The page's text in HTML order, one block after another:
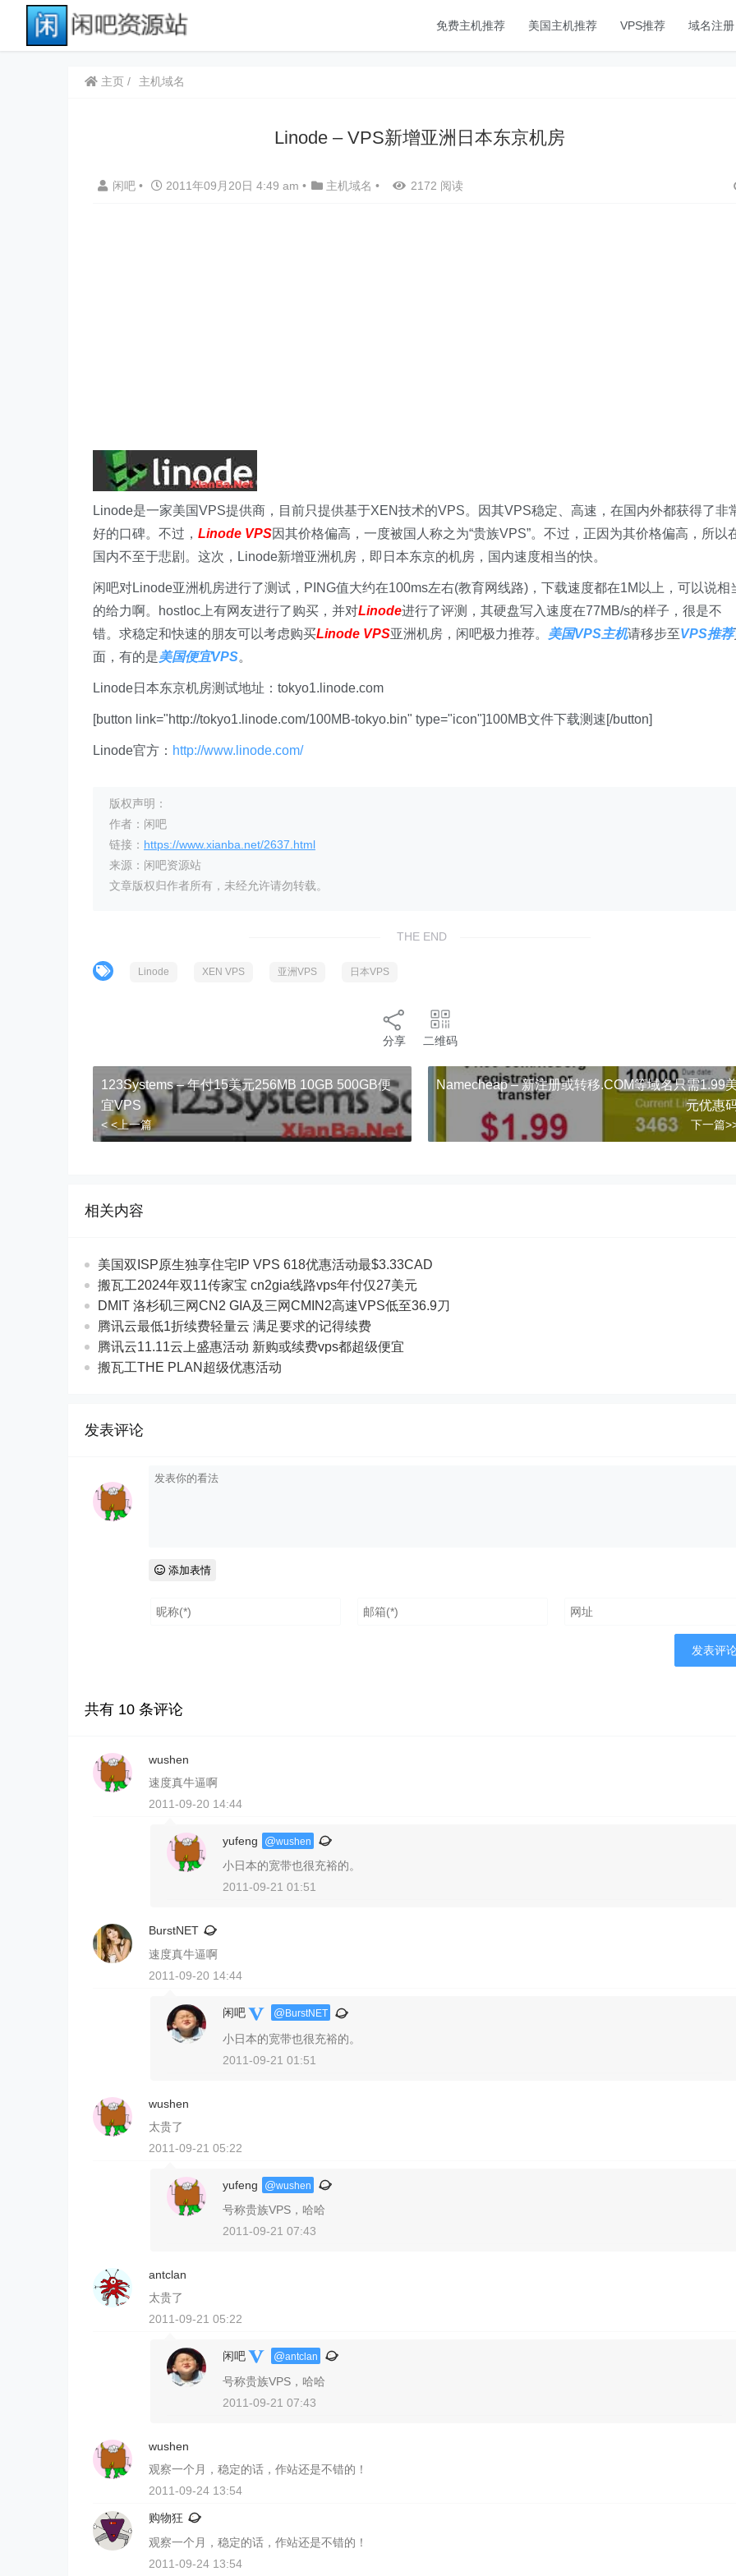
免费主机推荐 美国主机推荐 VPS推荐 域名注册
主页 主机域名
Linode – VPS新增亚洲日本东京机房
闲吧 • 2011年09月20日 4:49 am • 主机域名 • 2172 阅读
Linode是一家美国VPS提供商，目前只提供基于XEN技术的VPS。因其VPS稳定、高速，在国内外都获得了非
好的口碑。不过， Linode VPS因其价格偏高，一度被国人称之为“贵族VPS”。不过，正因为其价格偏高，所以
国内不至于悲剧。这次，Linode新增亚洲机房，即日本东京的机房，国内速度相当的快。
闲吧对Linode亚洲机房进行了测试，PING值大约在100ms左右(教育网线路)，下载速度都在1M以上，可以说相
的给力啊。hostloc上有网友进行了购买，并对Linode进行了评测，其硬盘写入速度在77MB/s的样子，很是不
错。求稳定和快速的朋友可以考虑购买Linode VPS亚洲机房，闲吧极力推荐。 美国VPS主机请移步至VPS推荐
面，有的是美国便宜VPS。
Linode日本东京机房测试地址：tokyo1.linode.com
[button link="http://tokyo1.linode.com/100MB-tokyo.bin" type="icon"]100MB文件下载测速[/button]
Linode官方： http://www.linode.com/
版权声明：
作者：闲吧
链接： https://www.xianba.net/2637.html
来源：闲吧资源站
文章版权归作者所有，未经允许请勿转载。
THE END
Linode XEN VPS 亚洲VPS 日本VPS
分享 二维码
123Systems – 年付15美元256MB 10GB 500GB便
宜VPS
< <上一篇
Namecheap – 新注册或转移.COM等域名只需1.99
元优惠
下一篇
相关内容
美国双ISP原生独享住宅IP VPS 618优惠活动最$3.33CAD
搬瓦工2024年双11传家宝 cn2gia线路vps年付仅27美元
DMIT 洛杉矶三网CN2 GIA及三网CMIN2高速VPS低至36.9刀
腾讯云最低1折续费轻量云 满足要求的记得续费
腾讯云11.11云上盛惠活动 新购或续费vps都超级便宜
搬瓦工THE PLAN超级优惠活动
发表评论
添加表情
共有 10 条评论
wushen
速度真牛逼啊
2011-09-20 14:44
yufeng @wushen
小日本的宽带也很充裕的。
2011-09-21 01:51
BurstNET
速度真牛逼啊
2011-09-20 14:44
闲吧 @ BurstNET
小日本的宽带也很充裕的。
2011-09-21 01:51
wushen
太贵了
2011-09-21 05:22
yufeng @wushen
号称贵族VPS，哈哈
2011-09-21 07:43
antclan
太贵了
2011-09-21 05:22
闲吧 @antclan
号称贵族VPS，哈哈
2011-09-21 07:43
wushen
观察一个月，稳定的话，作站还是不错的！
2011-09-24 13:54
购物狂
观察一个月，稳定的话，作站还是不错的！
2011-09-24 13:54